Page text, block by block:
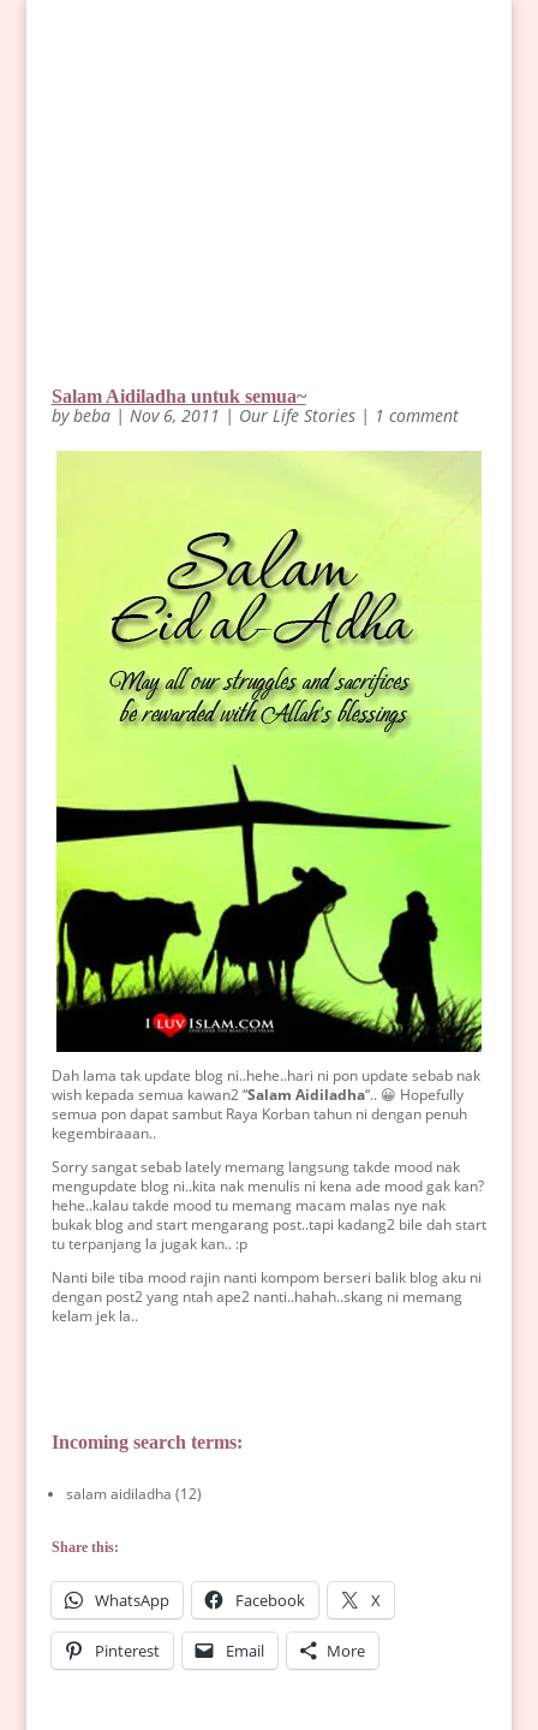
Salam Aidiladha untuk semua~
bybeba| Nov 6, 2011 | Our Life Stories| 1 comment
Dah lama tak update blog ni..hehe..hari ni pon update sebab nak
wish kepada semua kawan2 “Salam Aidiladha“.. 😀 Hopefully
semua pon dapat sambut Raya Korban tahun ni dengan penuh
kegembiraaan..
Sorry sangat sebab lately memang langsung takde mood nak
mengupdate blog ni..kita nak menulis ni kena ade mood gak kan?
hehe..kalau takde mood tu memang macam malas nye nak
bukak blog and start mengarang post..tapi kadang2 bile dah start
tu terpanjang la jugak kan.. :p
Nanti bile tiba mood rajin nanti kompom berseri balik blog aku ni
dengan post2 yang ntah ape2 nanti..hahah..skang ni memang
kelam jek la..
Incoming search terms:
salam aidiladha (12)
Share this:
WhatsApp Facebook X
Pinterest Email More